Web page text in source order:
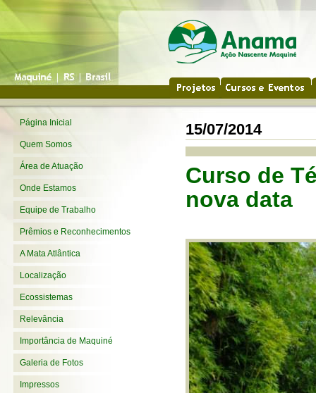
Página Inicial
Quem Somos
Área de Atuação
Onde Estamos
Equipe de Trabalho
Prêmios e Reconhecimentos
A Mata Atlântica
Localização
Ecossistemas
Relevância
Importância de Maquiné
Galeria de Fotos
Impressos
15/07/2014
Curso de
nova data